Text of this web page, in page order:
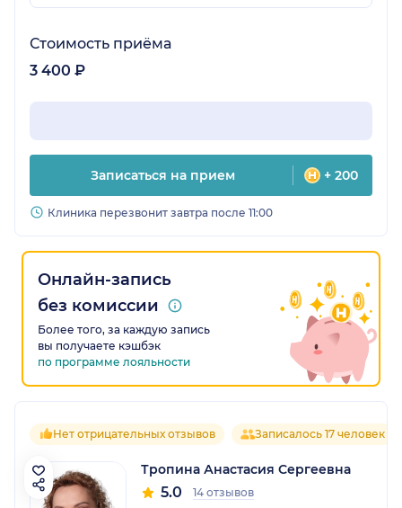
Стоимость приёма
3 400 ₽
Записаться на прием + 200
Клиника перезвонит завтра после 11:00
Онлайн-запись
без комиссии
Более того, за каждую запись
вы получаете кэшбэк
по программе лояльности
Нет отрицательных отзывов Записалось 17 человек
Тропина Анастасия Сергеевна
5.0
14 отзывов